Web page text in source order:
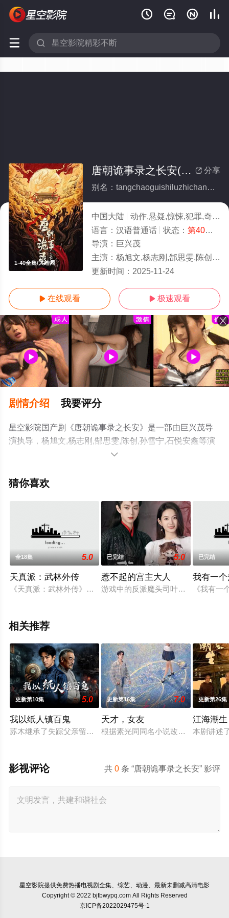
   
 
1-40全集/大结局
 分享
唐朝诡事录之长安(全集)
别名：tangchaoguishiluzhichangan
中国大陆
动作,悬疑,惊悚,犯罪,奇幻,冒险,内地剧,大陆
语言： 汉语普通话 状态： 第40集完结
导演： 巨兴茂
主演： 杨旭文,杨志刚,郜思雯,陈创,孙雪宁,石悦安鑫
更新时间： 2025-11-24
 在线观看  极速观看
剧情介绍 我要评分
星空影院国产剧《唐朝诡事录之长安》是一部由巨兴茂导
演执导，杨旭文,杨志刚,郜思雯,陈创,孙雪宁,石悦安鑫等演
员精彩演绎的中国大陆电视剧，大结局剧情已揭晓（1-40
星空影视，更多相关信息可移步至豆瓣电视剧、电视猫或

猜你喜欢
全18集 5.0
天真派：武林外传
《天真派：武林外传》以2006年电视剧《武林外传》为蓝本创
已完结 5.0
惹不起的宫主大人
游戏中的反派魔头司叶在大战当日竟
已完结
我有一
《我有
相关推荐
更新第10集 5.0
我以纸人镇百鬼
苏木继承了失踪父亲留下的白事馆，本想低调扎纸维生，却因
更新第16集 7.0
天才，女友
根据素光同同名小说改编。江逾白长
更新第26集
江海潮生
本剧讲述
共0 条 “唐朝诡事录之长安” 影评
影视评论
星空影院提供免费热播电视剧全集、综艺、动漫、最新未删减高清电影
Copyright © 2022 bjtbwypq.com All Rights Reserved
京ICP备2022029475号-1